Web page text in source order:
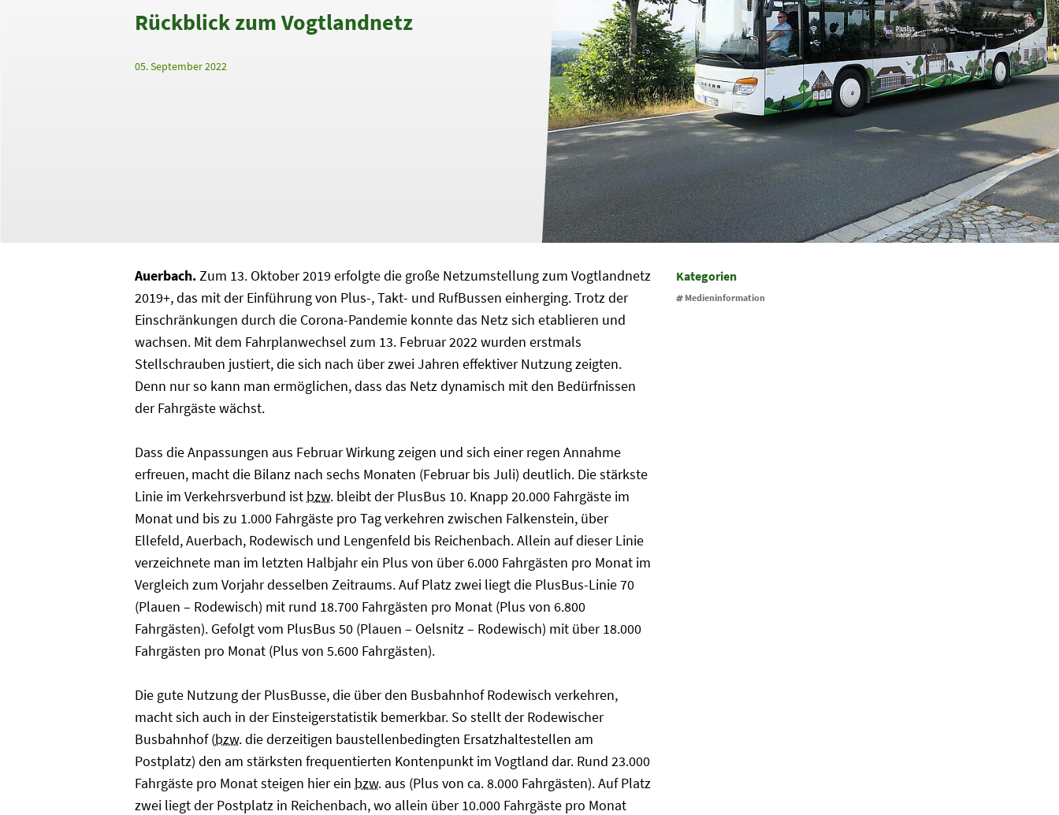
Rückblick zum Vogtlandnetz
05. September 2022
Auerbach.Zum 13. Oktober 2019 erfolgte die große Netzumstellung zum Vogtlandnetz
2019+, das mit der Einführung von Plus-, Takt- und RufBussen einherging. Trotz der
Einschränkungen durch die Corona-Pandemie konnte das Netz sich etablieren und
wachsen. Mit dem Fahrplanwechsel zum 13. Februar 2022 wurden erstmals
Stellschrauben justiert, die sich nach über zwei Jahren effektiver Nutzung zeigten.
Denn nur so kann man ermöglichen, dass das Netz dynamisch mit den Bedürfnissen
der Fahrgäste wächst.
Dass die Anpassungen aus Februar Wirkung zeigen und sich einer regen Annahme
erfreuen, macht die Bilanz nach sechs Monaten (Februar bis Juli) deutlich. Die stärkste
Linie im Verkehrsverbund ist bzw. bleibt der PlusBus 10. Knapp 20.000 Fahrgäste im
Monat und bis zu 1.000 Fahrgäste pro Tag verkehren zwischen Falkenstein, über
Ellefeld, Auerbach, Rodewisch und Lengenfeld bis Reichenbach. Allein auf dieser Linie
verzeichnete man im letzten Halbjahr ein Plus von über 6.000 Fahrgästen pro Monat im
Vergleich zum Vorjahr desselben Zeitraums. Auf Platz zwei liegt die PlusBus-Linie 70
(Plauen – Rodewisch) mit rund 18.700 Fahrgästen pro Monat (Plus von 6.800
Fahrgästen). Gefolgt vom PlusBus 50 (Plauen – Oelsnitz – Rodewisch) mit über 18.000
Fahrgästen pro Monat (Plus von 5.600 Fahrgästen).
Die gute Nutzung der PlusBusse, die über den Busbahnhof Rodewisch verkehren,
macht sich auch in der Einsteigerstatistik bemerkbar. So stellt der Rodewischer
Busbahnhof (bzw.die derzeitigen baustellenbedingten Ersatzhaltestellen am
Postplatz) den am stärksten frequentierten Kontenpunkt im Vogtland dar. Rund 23.000
Fahrgäste pro Monat steigen hier ein bzw. aus (Plus von ca. 8.000 Fahrgästen). Auf Platz
zwei liegt der Postplatz in Reichenbach, wo allein über 10.000 Fahrgäste pro Monat
Kategorien
Medieninformation